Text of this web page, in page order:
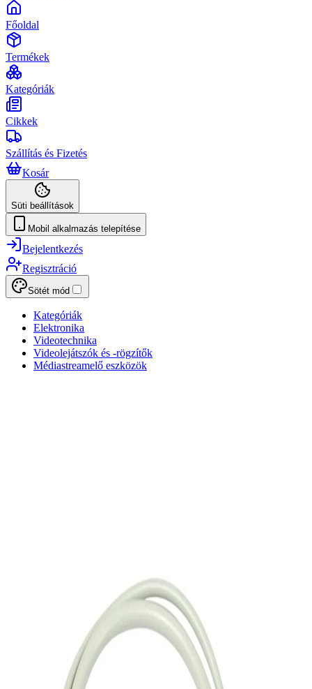
Főoldal
Termékek
Kategóriák
Cikkek
Szállítás és Fizetés
Kosár
Süti beállítások
Mobil alkalmazás telepítése
Bejelentkezés
Regisztráció
Sötét mód
Kategóriák
Elektronika
Videotechnika
Videolejátszók és -rögzítők
Médiastreamelő eszközök